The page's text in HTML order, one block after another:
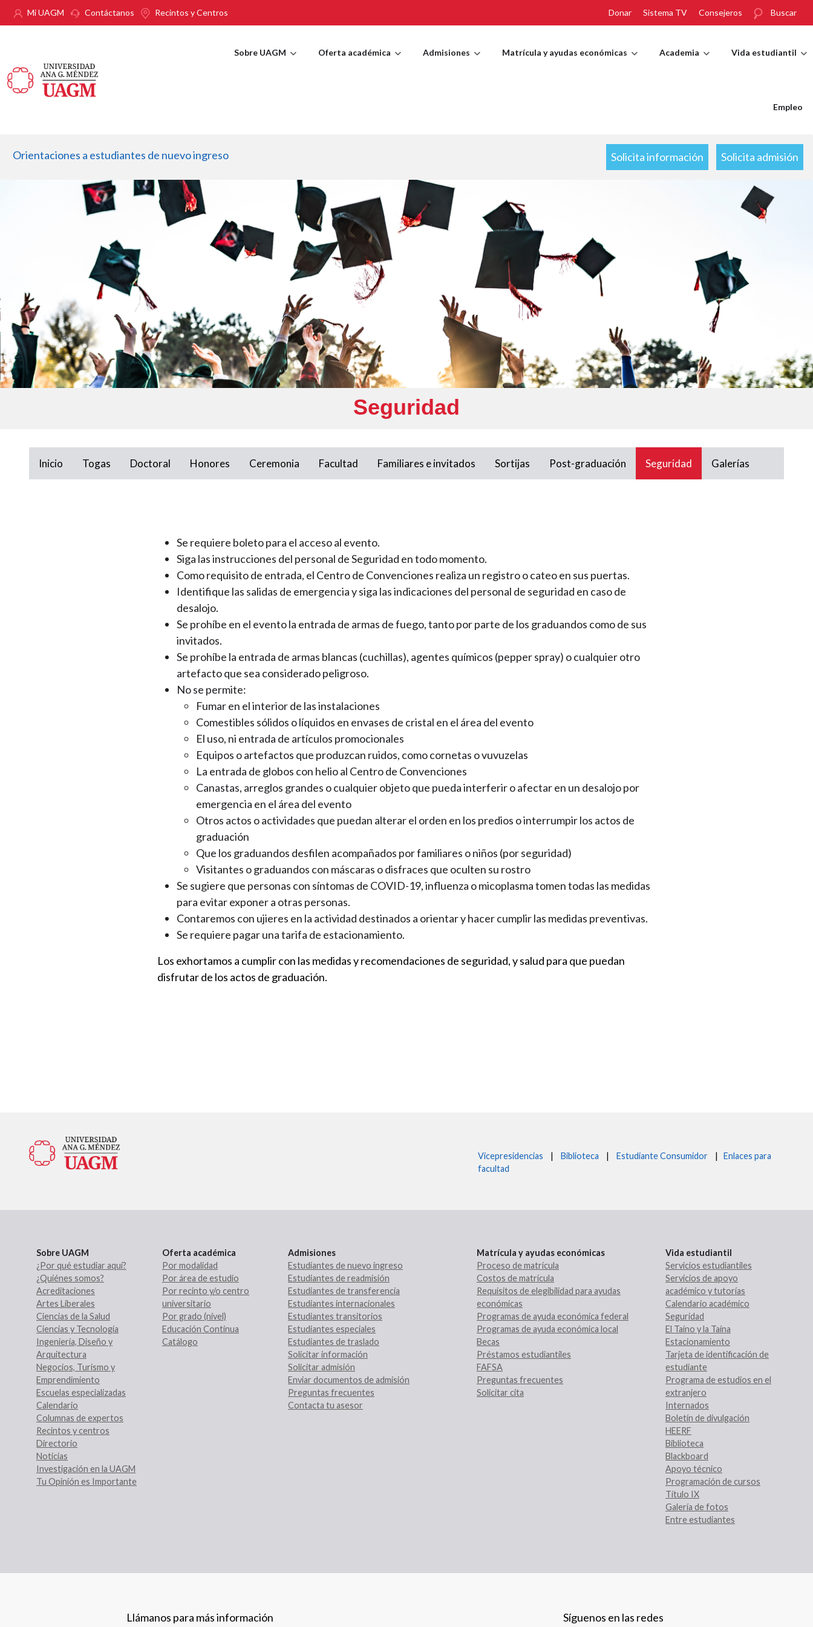
Pasar al contenido principal
Mi UAGM Contáctanos Recintos y Centros Donar Sistema TV Consejeros Buscar
Sobre UAGM Oferta académica Admisiones Matrícula y ayudas económicas Academia Vida estudiantil
Empleo
Orientaciones a estudiantes de nuevo ingreso Solicita información Solicita admisión
Seguridad
Inicio Togas Doctoral Honores Ceremonia Facultad Familiares e invitados Sortijas Post-graduación Seguridad Galerías
Se requiere boleto para el acceso al evento.
Siga las instrucciones del personal de Seguridad en todo momento.
Como requisito de entrada, el Centro de Convenciones realiza un registro o cateo en sus puertas.
Identifique las salidas de emergencia y siga las indicaciones del personal de seguridad en caso de
desalojo.
Se prohíbe en el evento la entrada de armas de fuego, tanto por parte de los graduandos como de sus
invitados.
Se prohíbe la entrada de armas blancas (cuchillas), agentes químicos (pepper spray) o cualquier otro
artefacto que sea considerado peligroso.
No se permite:
Fumar en el interior de las instalaciones
Comestibles sólidos o líquidos en envases de cristal en el área del evento
El uso, ni entrada de artículos promocionales
Equipos o artefactos que produzcan ruidos, como cornetas o vuvuzelas
La entrada de globos con helio al Centro de Convenciones
Canastas, arreglos grandes o cualquier objeto que pueda interferir o afectar en un desalojo por
emergencia en el área del evento
Otros actos o actividades que puedan alterar el orden en los predios o interrumpir los actos de
graduación
Que los graduandos desfilen acompañados por familiares o niños (por seguridad)
Visitantes o graduandos con máscaras o disfraces que oculten su rostro
Se sugiere que personas con síntomas de COVID-19, influenza o micoplasma tomen todas las medidas
para evitar exponer a otras personas.
Contaremos con ujieres en la actividad destinados a orientar y hacer cumplir las medidas preventivas.
Se requiere pagar una tarifa de estacionamiento.
Los exhortamos a cumplir con las medidas y recomendaciones de seguridad, y salud para que puedan
disfrutar de los actos de graduación.
Vicepresidencias | Biblioteca | Estudiante Consumidor |
Enlaces para
facultad
Sobre UAGM
¿Por qué estudiar aquí?
¿Quiénes somos?
Acreditaciones
Artes Liberales
Ciencias de la Salud
Ciencias y Tecnología
Ingeniería, Diseño y
Arquitectura
Negocios, Turismo y
Emprendimiento
Escuelas especializadas
Calendario
Columnas de expertos
Recintos y centros
Directorio
Noticias
Investigación en la UAGM
Tu Opinión es Importante
Oferta académica
Por modalidad
Por área de estudio
Por recinto y/o centro
universitario
Por grado (nivel)
Educación Continua
Catálogo
Admisiones
Estudiantes de nuevo ingreso
Estudiantes de readmisión
Estudiantes de transferencia
Estudiantes internacionales
Estudiantes transitorios
Estudiantes especiales
Estudiantes de traslado
Solicitar información
Solicitar admisión
Enviar documentos de admisión
Preguntas frecuentes
Contacta tu asesor
Matrícula y ayudas económicas
Proceso de matrícula
Costos de matrícula
Requisitos de elegibilidad para ayudas
económicas
Programas de ayuda económica federal
Programas de ayuda económica local
Becas
Préstamos estudiantiles
FAFSA
Preguntas frecuentes
Solicitar cita
Vida estudiantil
Servicios estudiantiles
Servicios de apoyo
académico y tutorías
Calendario académico
Seguridad
El Taíno y la Taína
Estacionamiento
Tarjeta de identificación de
estudiante
Programa de estudios en el
extranjero
Internados
Boletín de divulgación
HEERF
Biblioteca
Blackboard
Apoyo técnico
Programación de cursos
Título IX
Galería de fotos
Entre estudiantes
Llámanos para más información Síguenos en las redes